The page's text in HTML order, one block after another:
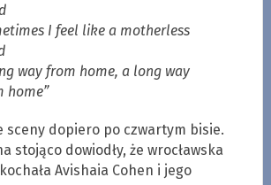
I feel like a motherless
way from home, a long way
home”
sceny dopiero po czwartym bisie.
stojąco dowiodły, że wrocławska
Avishaia Cohen i jego